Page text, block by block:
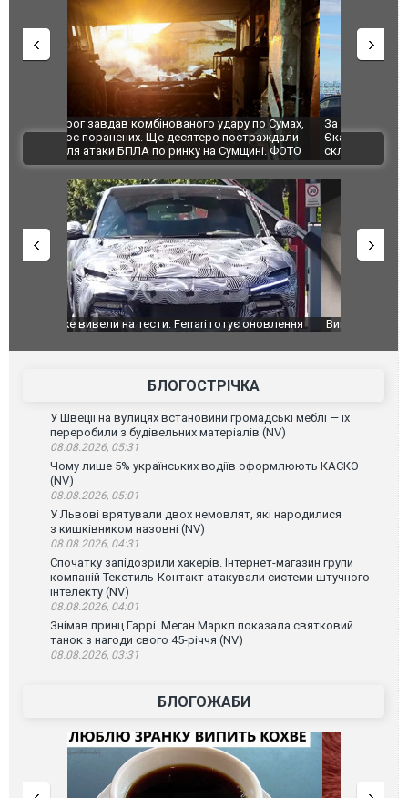
За 2000 кілометрів від кордону з Україною: в
Єкатеринбурзі після атаки дронів загорівся
склад Wildberries. ФОТО. ВІДЕО
"Мої
ВІДЕО
Вийшов трейлер нової екранізації легендарного
БЛОГОСТРІЧКА
У Швеції на вулицях встановини громадські меблі — їх
переробили з будівельних матеріалів (NV)
08.08.2026, 05:31
Чому лише 5% українських водіїв оформлюють КАСКО
(NV)
08.08.2026, 05:01
У Львові врятували двох немовлят, які народилися
з кишківником назовні (NV)
08.08.2026, 04:31
Спочатку запідозрили хакерів. Інтернет-магазин групи
компаній Текстиль-Контакт атакували системи штучного
інтелекту (NV)
08.08.2026, 04:01
Знімав принц Гаррі. Меган Маркл показала святковий
танок з нагоди свого 45-річчя (NV)
08.08.2026, 03:31
БЛОГОЖАБИ